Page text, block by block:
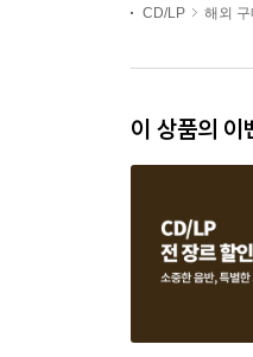
CD/LP 해외 구
이 상품의 이